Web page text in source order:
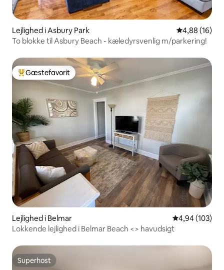
Lejlighed i Asbury Park 4,88 ud af 5 i
4,88 (16)
To blokke til Asbury Beach - kæledyrsvenlig m/parkering!
Bedste gæstefavorit
Gæstefavorit
Lejlighed i Belmar 4,94 ud af 5 i
4,94 (103)
Lokkende lejlighed i Belmar Beach <> havudsigt
Superhost
Superhost